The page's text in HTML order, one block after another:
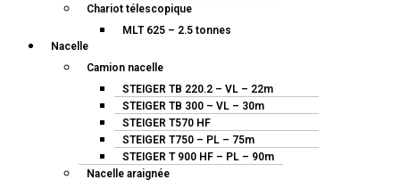
Chariot télescopique
MLT 625 – 2.5 tonnes
Nacelle
Camion nacelle
STEIGER TB 220.2 – VL – 22m
STEIGER TB 300 – VL – 30m
STEIGER T570 HF
STEIGER T750 – PL – 75m
STEIGER T 900 HF – PL – 90m
Nacelle araignée